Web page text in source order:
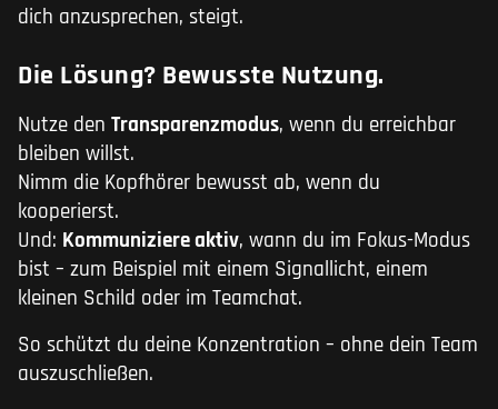
dich anzusprechen, steigt.
Die Lösung? Bewusste Nutzung.
Nutze den Transparenzmodus, wenn du erreichbar
bleiben willst.
Nimm die Kopfhörer bewusst ab, wenn du
kooperierst.
Und: Kommuniziere aktiv, wann du im Fokus-Modus
bist – zum Beispiel mit einem Signallicht, einem
kleinen Schild oder im Teamchat.
So schützt du deine Konzentration – ohne dein Team
auszuschließen.